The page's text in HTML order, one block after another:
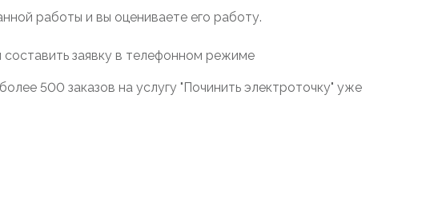
работы и вы оцениваете его работу.
заявку в телефонном режиме
500 заказов на услугу "Починить электроточку" уже